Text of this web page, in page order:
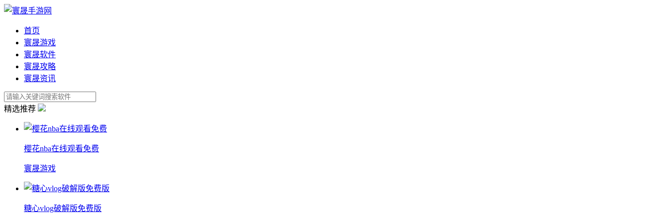
首页
寰晟游戏
寰晟软件
寰晟攻略
寰晟资讯
精选推荐
樱花nba在线观看免费
寰晟游戏
糖心vlog破解版免费版